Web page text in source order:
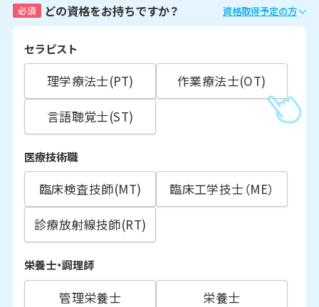
必須 どの資格をお持ちですか？ 資格取得予定の方
セラピスト
理学療法士(PT)
作業療法士(OT)
言語聴覚士(ST)
医療技術職
臨床検査技師(MT)
臨床工学技士（ME）
診療放射線技師(RT)
栄養士・調理師
管理栄養士
栄養士